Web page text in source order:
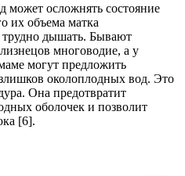
может осложнять состояние
их объема матка
трудно дышать. Бывают
многоводие, а у
могут предложить
околоплодных вод. Это
Она предотвратит
оболочек и позволит
[6].